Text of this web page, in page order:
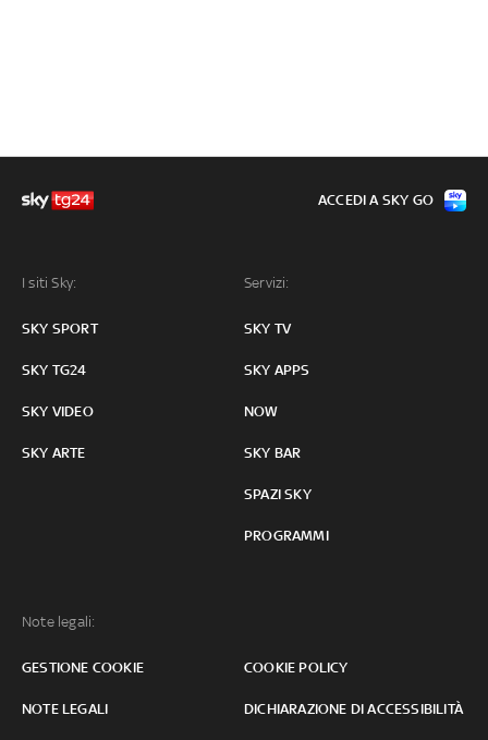
I siti Sky:
SKY SPORT
SKY TG24
SKY VIDEO
SKY ARTE
Servizi:
SKY TV
SKY APPS
NOW
SKY BAR
SPAZI SKY
PROGRAMMI
Note legali:
GESTIONE COOKIE COOKIE POLICY
NOTE LEGALI DICHIARAZIONE DI ACCESSIBILITÀ
ACCEDI A SKY GO